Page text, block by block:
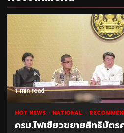
1 min read
HOT NEWS NATIONAL
ครม.ไฟเขียวขยายสิทธิบัต